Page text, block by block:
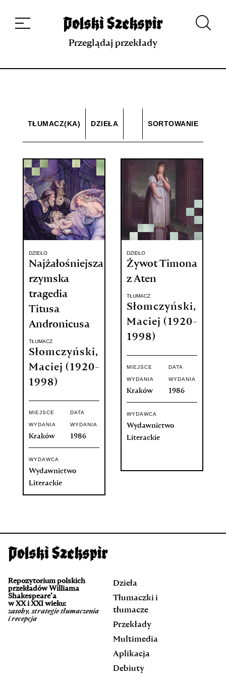
projekcie
Kontakt Indeks strony Aplikacja
Repozytorium XIX w.
Przeglądaj przekłady
TŁUMACZ(KA) DZIEŁA SORTOWANIE
DZIEŁO
Najżałośniejsza
rzymska
tragedia
Titusa
Andronicusa
TŁUMACZ
Słomczyński,
Maciej (1920-
1998)
MIEJSCE
WYDANIA
Kraków
DATA
WYDANIA
1986
WYDAWCA
Wydawnictwo
Literackie
DZIEŁO
Żywot Timona
z Aten
TŁUMACZ
Słomczyński,
Maciej (1920-
1998)
MIEJSCE
WYDANIA
Kraków
DATA
WYDANIA
1986
WYDAWCA
Wydawnictwo
Literackie
Repozytorium polskich
przekładów Williama
Shakespeare’a
w XX i XXI wieku:
zasoby, strategie tłumaczenia
i recepcja
Dzieła
Tłumaczki i
tłumacze
Przekłady
Multimedia
Aplikacja
Debiuty